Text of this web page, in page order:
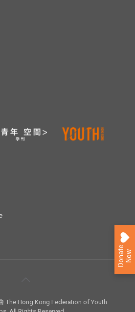
The Hong Kong Federation of Youth
D
o
n
at
e
N
ow